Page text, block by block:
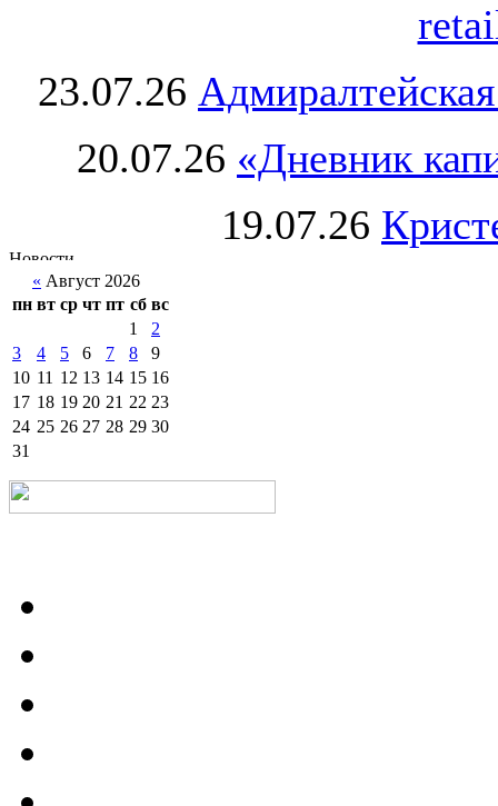
23.07.26
20.07.26 «Дневник
19.07.26
« Август 2026
пн вт ср чт пт сб вс
1
2
3
4 5 6 7 8
9
10 11 12 13 14 15 16
17 18 19 20 21 22 23
24 25 26 27 28 29 30
31